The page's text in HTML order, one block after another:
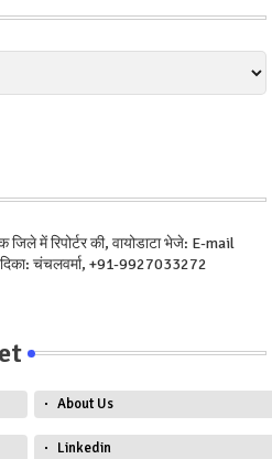
में रिपोर्टर की, वायोडाटा भेजे: E-mail
चंचलवर्मा, +91-9927033272
About Us
Linkedin